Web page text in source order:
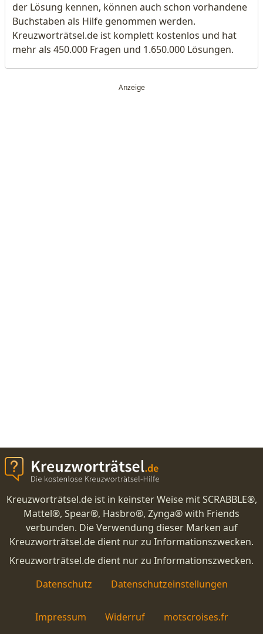
der Lösung kennen, können auch schon vorhandene
Buchstaben als Hilfe genommen werden.
Kreuzworträtsel.de ist komplett kostenlos und hat
mehr als 450.000 Fragen und 1.650.000 Lösungen.
Kreuzworträtsel.de ist in keinster Weise mit SCRABBLE®,
Mattel®, Spear®, Hasbro®, Zynga® with Friends
verbunden. Die Verwendung dieser Marken auf
Kreuzworträtsel.de dient nur zu Informationszwecken.
Kreuzworträtsel.de dient nur zu Informationszwecken.
Datenschutz
Datenschutzeinstellungen
Impressum Widerruf motscroises.fr